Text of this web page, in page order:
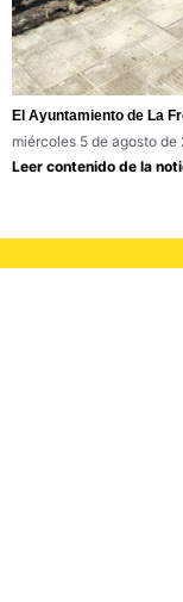
El Ayuntamiento de La
miércoles 5 de agosto de
Leer contenido de la